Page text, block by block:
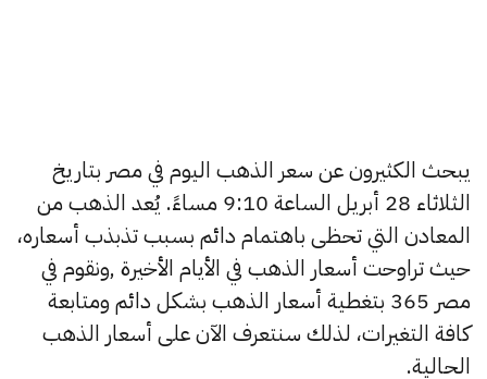
يبحث الكثيرون عن سعر الذهب اليوم في مصر بتاريخ
الثلاثاء 28 أبريل الساعة 9:10 مساءً. يُعد الذهب من
المعادن التي تحظى باهتمام دائم بسبب تذبذب أسعاره،
حيث تراوحت أسعار الذهب في الأيام الأخيرة ,ونقوم في
مصر 365 بتغطية أسعار الذهب بشكل دائم ومتابعة
كافة التغيرات، لذلك سنتعرف الآن على أسعار الذهب
الحالية.